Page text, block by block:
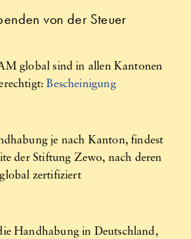
von der Steuer
global sind in allen Kantonen
Bescheinigung
je nach Kanton, findest
der Stiftung Zewo, nach deren
zertifiziert
Handhabung in Deutschland,